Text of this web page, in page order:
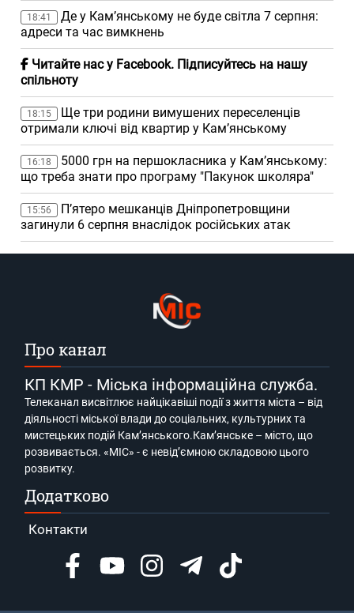
18:41
Де у Кам’янському не буде світла 7 серпня:
адреси та час вимкнень
Читайте нас у Facebook. Підписуйтесь на нашу
спільноту
18:15
Ще три родини вимушених переселенців
отримали ключі від квартир у Кам’янському
16:18
5000 грн на першокласника у Кам’янському:
що треба знати про програму "Пакунок школяра"
15:56
П’ятеро мешканців Дніпропетровщини
загинули 6 серпня внаслідок російських атак
Про канал
КП КМР - Міська інформаційна служба.
Телеканал висвітлює найцікавіші події з життя міста – від
діяльності міської влади до соціальних, культурних та
мистецьких подій Кам’янського.Кам’янське – місто, що
розвивається. «МІС» - є невід’ємною складовою цього
розвитку.
Додатково
Контакти